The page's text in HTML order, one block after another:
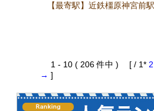
【最寄駅】近鉄橿原神宮前
1 - 10 ( 206 件中 ) [ / 1* 2
→ ]